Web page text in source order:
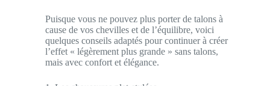
Puisque vous ne pouvez plus porter de talons à
cause de vos chevilles et de l’équilibre, voici
quelques conseils adaptés pour continuer à créer
l’effet « légèrement plus grande » sans talons,
mais avec confort et élégance.